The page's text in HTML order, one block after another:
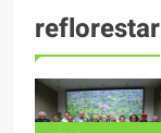
reflorestar